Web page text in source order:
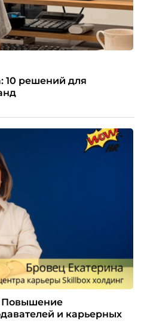
10 решений для
Повышение
и карьерных